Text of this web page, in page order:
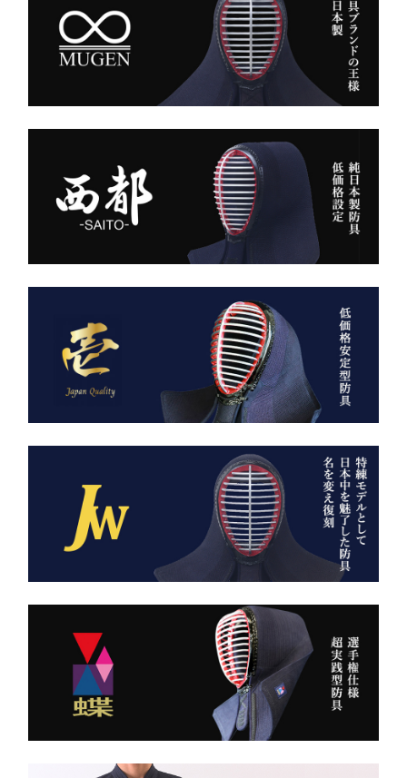
がりです。
また、日本製の高精度アイ
ロン技術と熟練の縫製によ
り、
ち姿までも凛々しく映えま
す。
ー 伝統と誇り、そして美
袴、その風合いをぜひご体
感ください。
8800 木綿袴 ―
武州金橋8800 木綿袴
（小島染織工業） × 熊本
日本が誇る伝統織物 武州
金橋（8800番手 木綿生
地） を使用した 本格木綿
生地は明治5年創業の老舗
小島染織工業 による純国
的にかっこいい。
強い選手ほど、道具にも品
格を求める。その感性に応
える竹刀袋です。
内側は大切な竹刀をやさし
く守るクッション構造。
高密度ベルベットと日本製
ならではの精密な縫製が、
型崩れを防ぎ、長年使って
も美しい形を保ち続けま
す。
「見た目だけ」では終わら
せない、本物の品質があり
ます。
ただ運ぶための袋ではあり
これは、
強さ・品格・こだわりをま
とうための竹刀袋。
持つだけで気持ちが引き締
道場に入る一歩目から、勝
負のスイッチが入る。
――その一本を、あなたの
手に。